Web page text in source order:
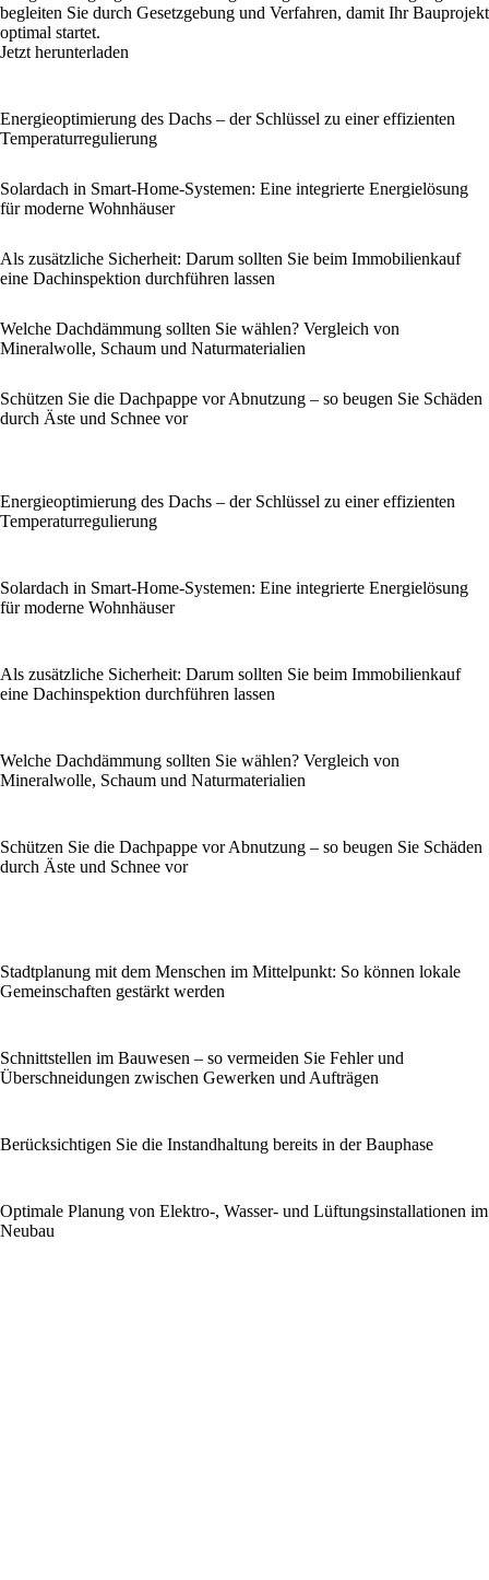
begleiten Sie durch Gesetzgebung und Verfahren, damit Ihr Bauprojekt
optimal startet.
Jetzt herunterladen
Energieoptimierung des Dachs – der Schlüssel zu einer effizienten
Temperaturregulierung
Solardach in Smart-Home-Systemen: Eine integrierte Energielösung
für moderne Wohnhäuser
Als zusätzliche Sicherheit: Darum sollten Sie beim Immobilienkauf
eine Dachinspektion durchführen lassen
Welche Dachdämmung sollten Sie wählen? Vergleich von
Mineralwolle, Schaum und Naturmaterialien
Schützen Sie die Dachpappe vor Abnutzung – so beugen Sie Schäden
durch Äste und Schnee vor
Energieoptimierung des Dachs – der Schlüssel zu einer effizienten
Temperaturregulierung
Solardach in Smart-Home-Systemen: Eine integrierte Energielösung
für moderne Wohnhäuser
Als zusätzliche Sicherheit: Darum sollten Sie beim Immobilienkauf
eine Dachinspektion durchführen lassen
Welche Dachdämmung sollten Sie wählen? Vergleich von
Mineralwolle, Schaum und Naturmaterialien
Schützen Sie die Dachpappe vor Abnutzung – so beugen Sie Schäden
durch Äste und Schnee vor
Stadtplanung mit dem Menschen im Mittelpunkt: So können lokale
Gemeinschaften gestärkt werden
Schnittstellen im Bauwesen – so vermeiden Sie Fehler und
Überschneidungen zwischen Gewerken und Aufträgen
Berücksichtigen Sie die Instandhaltung bereits in der Bauphase
Optimale Planung von Elektro-, Wasser- und Lüftungsinstallationen im
Neubau